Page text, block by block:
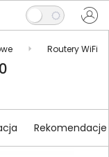
Routery WiFi
Rekomendacje